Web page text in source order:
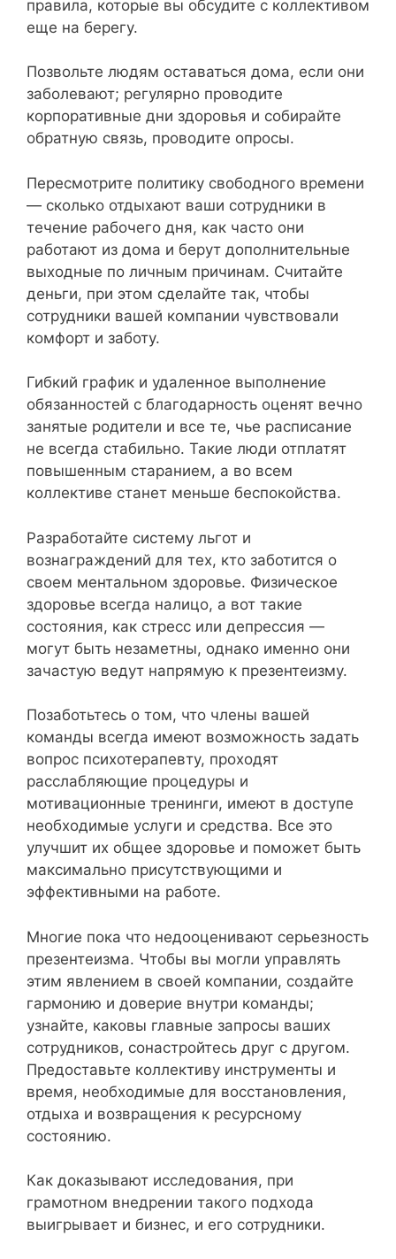
правила, которые вы обсудите с коллективом
еще на берегу.
Позвольте людям оставаться дома, если они
заболевают; регулярно проводите
корпоративные дни здоровья и собирайте
обратную связь, проводите опросы.
Пересмотрите политику свободного времени
— сколько отдыхают ваши сотрудники в
течение рабочего дня, как часто они
работают из дома и берут дополнительные
выходные по личным причинам. Считайте
деньги, при этом сделайте так, чтобы
сотрудники вашей компании чувствовали
комфорт и заботу.
Гибкий график и удаленное выполнение
обязанностей с благодарность оценят вечно
занятые родители и все те, чье расписание
не всегда стабильно. Такие люди отплатят
повышенным старанием, а во всем
коллективе станет меньше беспокойства.
Разработайте систему льгот и
вознаграждений для тех, кто заботится о
своем ментальном здоровье. Физическое
здоровье всегда налицо, а вот такие
состояния, как стресс или депрессия —
могут быть незаметны, однако именно они
зачастую ведут напрямую к презентеизму.
Позаботьтесь о том, что члены вашей
команды всегда имеют возможность задать
вопрос психотерапевту, проходят
расслабляющие процедуры и
мотивационные тренинги, имеют в доступе
необходимые услуги и средства. Все это
улучшит их общее здоровье и поможет быть
максимально присутствующими и
эффективными на работе.
Многие пока что недооценивают серьезность
презентеизма. Чтобы вы могли управлять
этим явлением в своей компании, создайте
гармонию и доверие внутри команды;
узнайте, каковы главные запросы ваших
сотрудников, сонастройтесь друг с другом.
Предоставьте коллективу инструменты и
время, необходимые для восстановления,
отдыха и возвращения к ресурсному
состоянию.
Как доказывают исследования, при
грамотном внедрении такого подхода
выигрывает и бизнес, и его сотрудники.